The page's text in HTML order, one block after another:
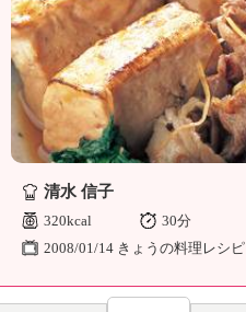
き
ょ
う
の
料
理
」
清水 信子
320kcal
30分
2008/01/14 きょうの料理レシピ